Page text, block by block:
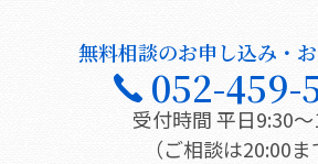
無料相談のお申し込み・
052-459-
受付時間 平日9:30
（ご相談は20:00ま